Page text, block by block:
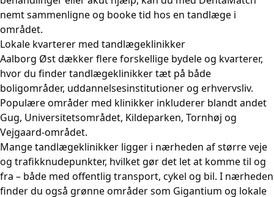
nemt sammenligne og booke tid hos en tandlæge i
området.
Lokale kvarterer med tandlægeklinikker
Aalborg Øst dækker flere forskellige bydele og kvarterer,
hvor du finder tandlægeklinikker tæt på både
boligområder, uddannelsesinstitutioner og erhvervsliv.
Populære områder med klinikker inkluderer blandt andet
Gug, Universitetsområdet, Kildeparken, Tornhøj og
Vejgaard-området.
Mange tandlægeklinikker ligger i nærheden af større veje
og trafikknudepunkter, hvilket gør det let at komme til og
fra – både med offentlig transport, cykel og bil. I nærheden
finder du også grønne områder som Gigantium og lokale